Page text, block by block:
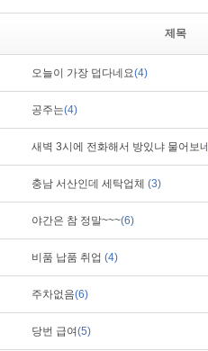
제목
오늘이 가장 덥다네요(4)
공주는(4)
새벽 3시에 전화해서 방있냐 물어보네
충남 서산인데 세탁업체 (3)
야간은 참 정말~~~(6)
비품 납품 취업 (4)
주차없음(6)
당번 급여(5)